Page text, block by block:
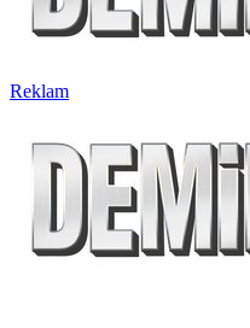
Reklam